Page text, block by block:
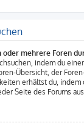
oder mehrere Foren
indem du
Übersicht, der
erhältst du, indem
Seite des Forums